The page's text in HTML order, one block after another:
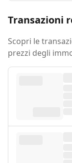
Transazioni
Scopri le
prezzi degli